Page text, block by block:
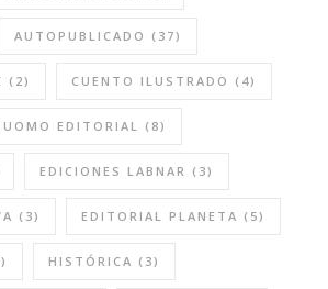
AUTOPUBLICADO (37)
(2) CUENTO ILUSTRADO (4)
EDITORIAL (8)
EDICIONES LABNAR (3)
(3) EDITORIAL PLANETA (5)
HISTÓRICA (3)